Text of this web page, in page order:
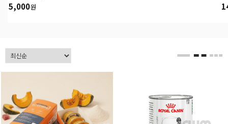
5,000원